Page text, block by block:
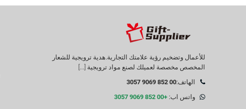
للأعمال وتضخيم رؤية علامتك التجارية.هدية ترويجية للشعار
المخصص مخصصة لعميلك لصنع مواد ترويجية [...]
الهاتف:00 852 9069 3057
واتس اب: +00 852 9069 3057